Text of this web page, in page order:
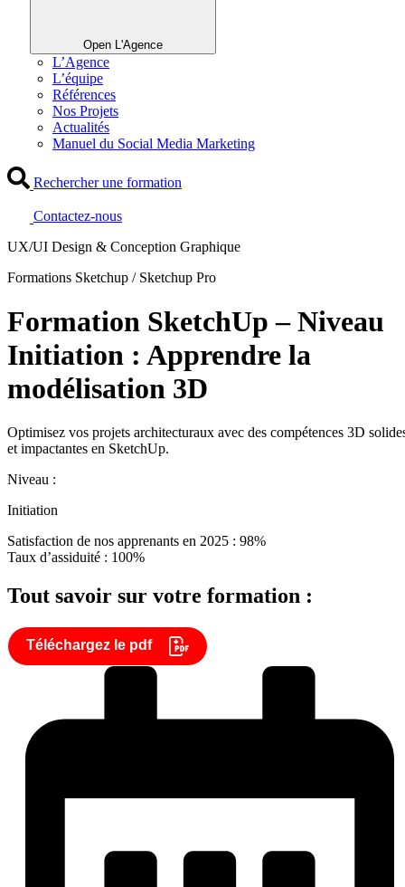
Open L'Agence
L’Agence
L’équipe
Références
Nos Projets
Actualités
Manuel du Social Media Marketing
Rechercher une formation
Contactez-nous
UX/UI Design & Conception Graphique
Formations Sketchup / Sketchup Pro
Formation SketchUp – Niveau
Initiation : Apprendre la
modélisation 3D
Optimisez vos projets architecturaux avec des compétences 3D
et impactantes en SketchUp.
Niveau :
Initiation
Satisfaction de nos apprenants en 2025 : 98%
Taux d’assiduité : 100%
Tout savoir sur votre formation :
Téléchargez le pdf